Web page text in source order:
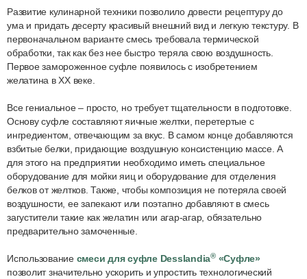
Развитие кулинарной техники позволило довести рецептуру до
ума и придать десерту красивый внешний вид и легкую текстуру. В
первоначальном варианте смесь требовала термической
обработки, так как без нее быстро теряла свою воздушность.
Первое замороженное суфле появилось с изобретением
желатина в XX веке.
Все гениальное – просто, но требует тщательности в подготовке.
Основу суфле составляют яичные желтки, перетертые с
ингредиентом, отвечающим за вкус. В самом конце добавляются
взбитые белки, придающие воздушную консистенцию массе. А
для этого на предприятии необходимо иметь специальное
оборудование для мойки яиц и оборудование для отделения
белков от желтков. Также, чтобы композиция не потеряла своей
воздушности, ее запекают или поэтапно добавляют в смесь
загустители такие как желатин или агар-агар, обязательно
предварительно замоченные.
Использование смеси для суфле Desslandia®«Суфле»
позволит значительно ускорить и упростить технологический